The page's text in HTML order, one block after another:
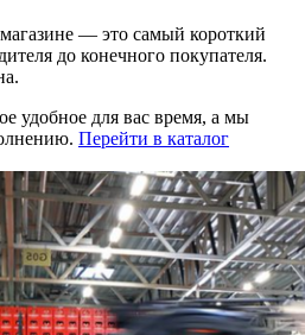
— это самый короткий
до конечного покупателя.
удобное для вас время, а мы
Перейти в каталог